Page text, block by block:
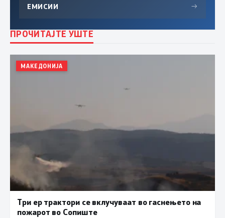
ЕМИСИИ →
ПРОЧИТАЈТЕ УШТЕ
МАКЕДОНИЈА
Три ер трактори се вклучуваат во гаснењето на
пожарот во Сопиште